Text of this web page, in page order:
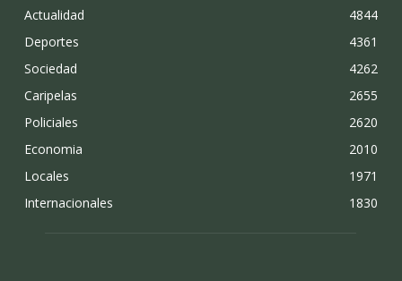
Actualidad
4844
Deportes
4361
Sociedad
4262
Caripelas
2655
Policiales
2620
Economia
2010
Locales
1971
Internacionales
1830